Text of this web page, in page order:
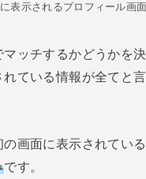
表示されるプロフィール画面
ッチするかどうかを
れている情報が全てと
の画面に表示されてい
です。